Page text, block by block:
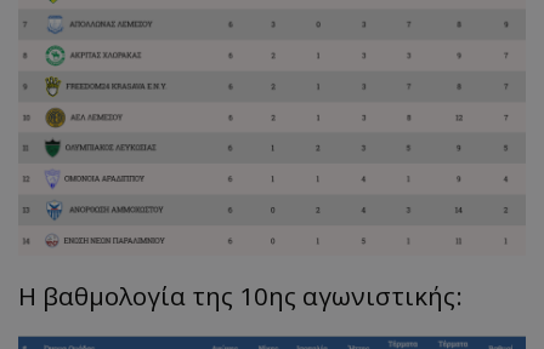
Η βαθμολογία της 10ης αγωνιστικής: